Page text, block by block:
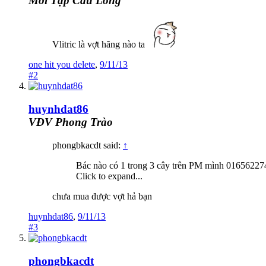
Vlitric là vợt hãng nào ta
one hit you delete, 9/11/13
#2
huynhdat86
VĐV Phong Trào
phongbkacdt said: ↑
Bác nào có 1 trong 3 cây trên PM mình
Click to expand...
chưa mua được vợt hả bạn
huynhdat86, 9/11/13
#3
phongbkacdt